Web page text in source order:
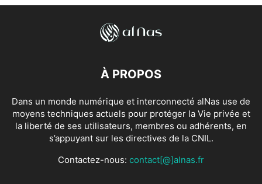
À PROPOS
Dans un monde numérique et interconnecté alNas use de
moyens techniques actuels pour protéger la Vie privée et
la liberté de ses utilisateurs, membres ou adhérents, en
s’appuyant sur les directives de la CNIL.
Contactez-nous: contact[@]alnas.fr